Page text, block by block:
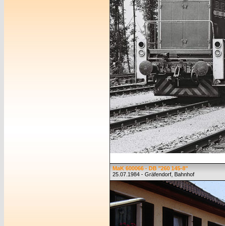
MaK 600066 - DB "260 145-8"
25.07.1984 - Gräfendorf, Bahnhof